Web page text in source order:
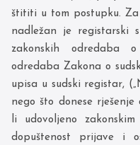
štititi u tom postupku.
nadležan je registarski
zakonskih odredaba
odredaba Zakona o
upisa u sudski registar,
nego što donese
li udovoljeno
dopuštenost prijave i